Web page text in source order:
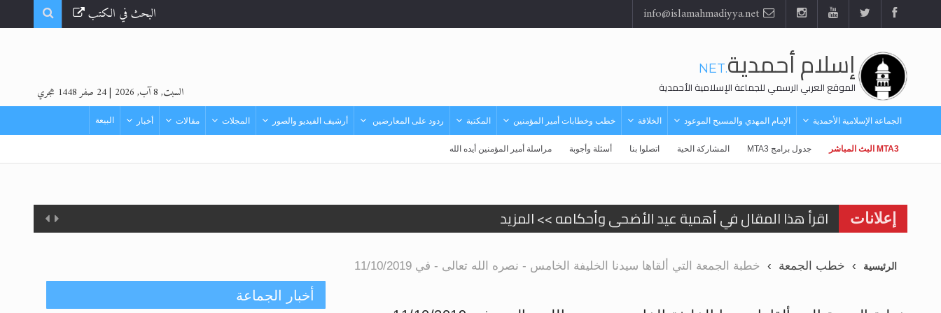
البحث في الكتب
إسلام أحمدية.NET
الموقع العربي الرسمي للجماعة الإسلامية الأحمدية السبت, 8 آب, 2026 |24 صفر 1448 هجري
الجماعة الإسلامية الأحمدية الإمام المهدي والمسيح الموعود الخلافة خطب وخطابات أمير المؤمنين المكتبة ردود على المعارضين أرشيف الفيديو والصور المجلات مقالات أخبار البيعة
MTA3 البث المباشر جدول برامج MTA3 المشاركة الحية اتصلوا بنا أسئلة وأجوبة مراسلة أمير المؤمنين أيده الله
إعلانات
اقرأ هذا المقال في أهمية عيد الأضحى وأحكامه >> المزيد
الحجّ.. دلالات، حِكم، وأهداف >> المزيد
الرئيسية خطب الجمعة خطبة الجمعة التي ألقاها سيدنا الخليفة الخامس - نصره الله تعالى - في 11/10/2019
أخبار الجماعة